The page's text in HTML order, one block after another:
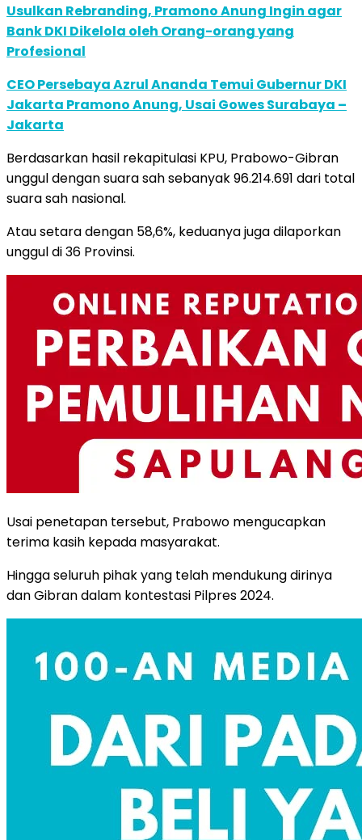
Usulkan Rebranding, Pramono Anung Ingin agar
Bank DKI Dikelola oleh Orang-orang yang
Profesional
CEO Persebaya Azrul Ananda Temui Gubernur DKI
Jakarta Pramono Anung, Usai Gowes Surabaya –
Jakarta
Berdasarkan hasil rekapitulasi KPU, Prabowo-Gibran
unggul dengan suara sah sebanyak 96.214.691 dari total
suara sah nasional.
Atau setara dengan 58,6%, keduanya juga dilaporkan
unggul di 36 Provinsi.
Usai penetapan tersebut, Prabowo mengucapkan
terima kasih kepada masyarakat.
Hingga seluruh pihak yang telah mendukung dirinya
dan Gibran dalam kontestasi Pilpres 2024.